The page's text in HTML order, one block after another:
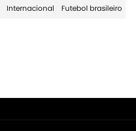
Internacional Futebol brasileiro